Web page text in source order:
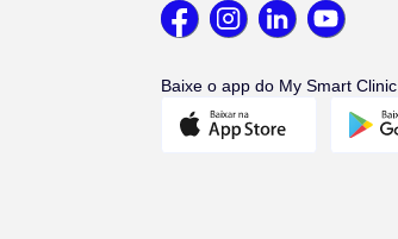
Baixe o app do My Smart Clinic